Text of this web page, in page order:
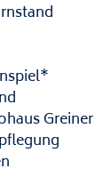
Greiner